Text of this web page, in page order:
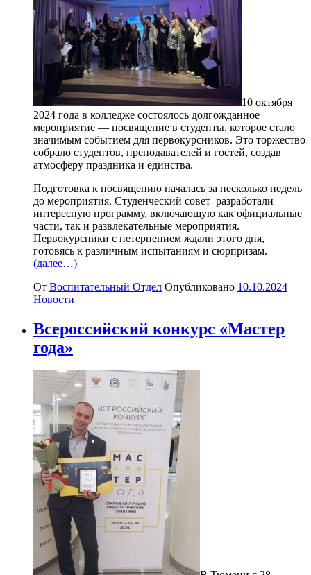
10 октября
2024 года в колледже состоялось долгожданное
мероприятие — посвящение в студенты, которое стало
значимым событием для первокурсников. Это торжество
собрало студентов, преподавателей и гостей, создав
атмосферу праздника и единства.
Подготовка к посвящению началась за несколько недель
до мероприятия. Студенческий совет разработали
интересную программу, включающую как официальные
части, так и развлекательные мероприятия.
Первокурсники с нетерпением ждали этого дня,
готовясь к различным испытаниям и сюрпризам.
(далее…)
От Воспитательный Отдел Опубликовано 10.10.2024
Новости
Всероссийский конкурс «Мастер
года»